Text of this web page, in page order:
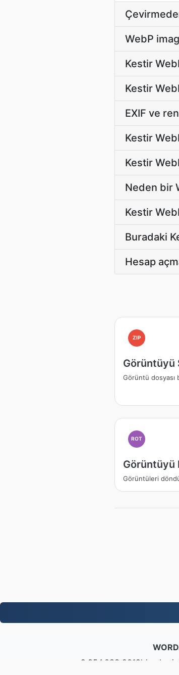
WebP
Kestir
Kestir
EXIF ve
Kestir
Kestir
Neden bir
Kestir
Buradaki
Hesap
ZIP
Görüntüyü
Görüntü
ROT
Görüntüyü
Görüntüleri
2,854,083 2019'dan beri